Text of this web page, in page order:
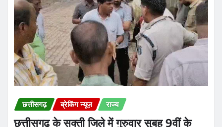
छत्तीसगढ़ ब्रेकिंग न्यूज़ राज्य
छत्तीसगढ़ के सक्ती जिले में गुरुवार सुबह 9वीं के
छात्र ने हॉस्टल के टॉयलेट में फांसी लगाकर
आत्महत्या कर ली